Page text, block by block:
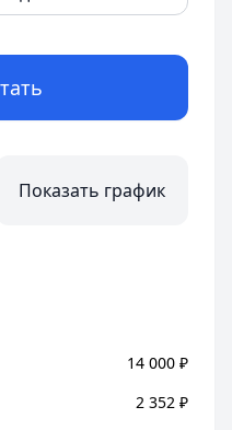
Показать график
14 000 ₽
2 352 ₽